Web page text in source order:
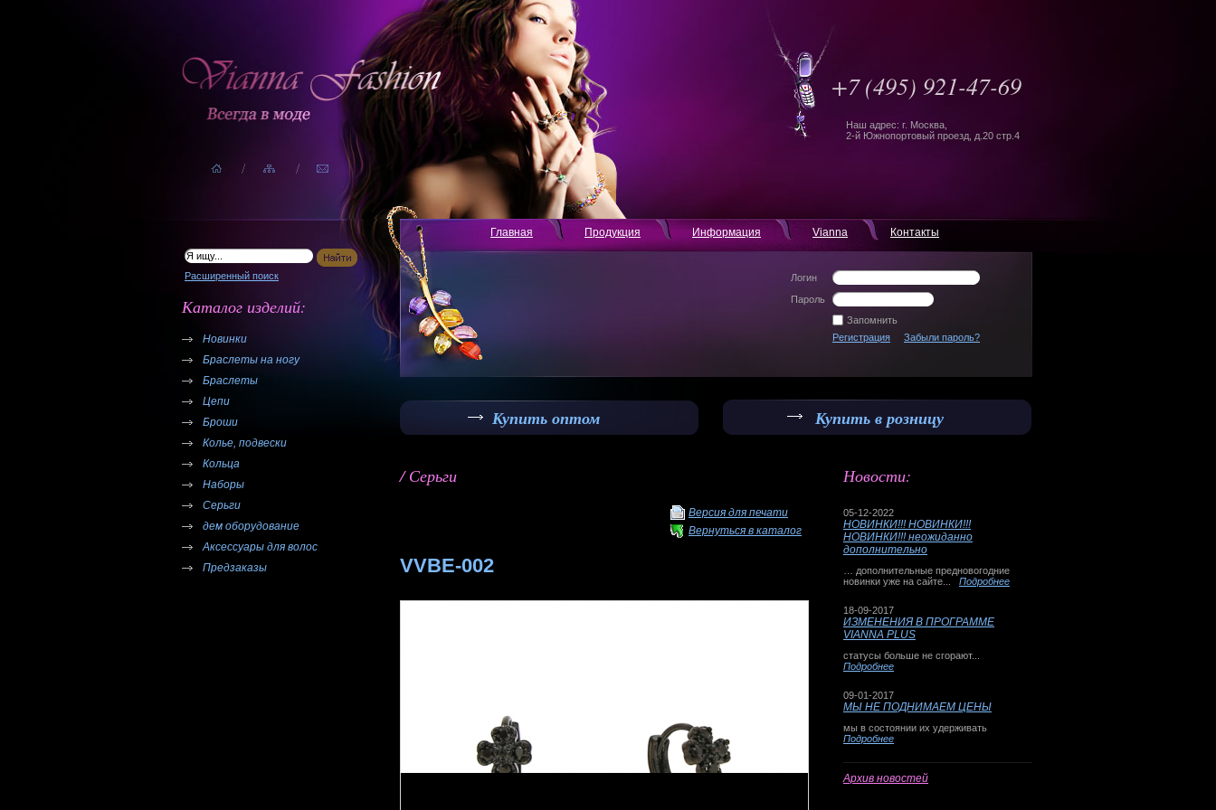
+7 (495) 921-47-69
Наш адрес: г. Москва,
2-й Южнопортовый проезд, д.20 стр.4
Расширенный поиск
Каталог изделий:
Новинки
Браслеты на ногу
Браслеты
Цепи
Броши
Колье, подвески
Кольца
Наборы
Серьги
дем оборудование
Аксессуары для волос
Предзаказы
Главная Продукция Информация Vianna Контакты
Логин
Пароль
Запомнить
Регистрация
Забыли пароль?
Купить оптом Купить в розницу
/ Серьги
Версия для печати
Вернуться в каталог
VVBE-002
Новости:
05-12-2022
НОВИНКИ!!! НОВИНКИ!!!
НОВИНКИ!!! неожиданно
дополнительно
… дополнительные предновогодние
новинки уже на сайте... Подробнее
18-09-2017
ИЗМЕНЕНИЯ В ПРОГРАММЕ
VIANNA PLUS
статусы больше не сгорают...
Подробнее
09-01-2017
МЫ НЕ ПОДНИМАЕМ ЦЕНЫ
мы в состоянии их удерживать
Подробнее
Архив новостей